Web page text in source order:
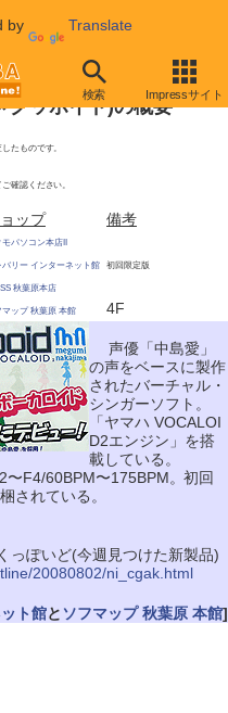
by Translate
検索 Impressサイト
ッポイド)の概要
たものです。
確認ください。
ップ
備考
パソコン本店II
バリー インターネット館 初回限定版
秋葉原本店
マップ 秋葉原 本館 4F
声優「中島愛」
の声をベースに製作
されたバーチャル・
シンガーソフト。
「ヤマハ VOCALOI
D2エンジン」を搭
載している。
F4/60BPM〜175BPM。初回
されている。
っぽいど(今週見つけた新製品)
20080802/ni_cgak.html
ト館と ソフマップ 秋葉原 本館]